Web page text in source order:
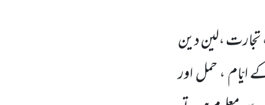
تجارت ،لین دین
، حمل اور